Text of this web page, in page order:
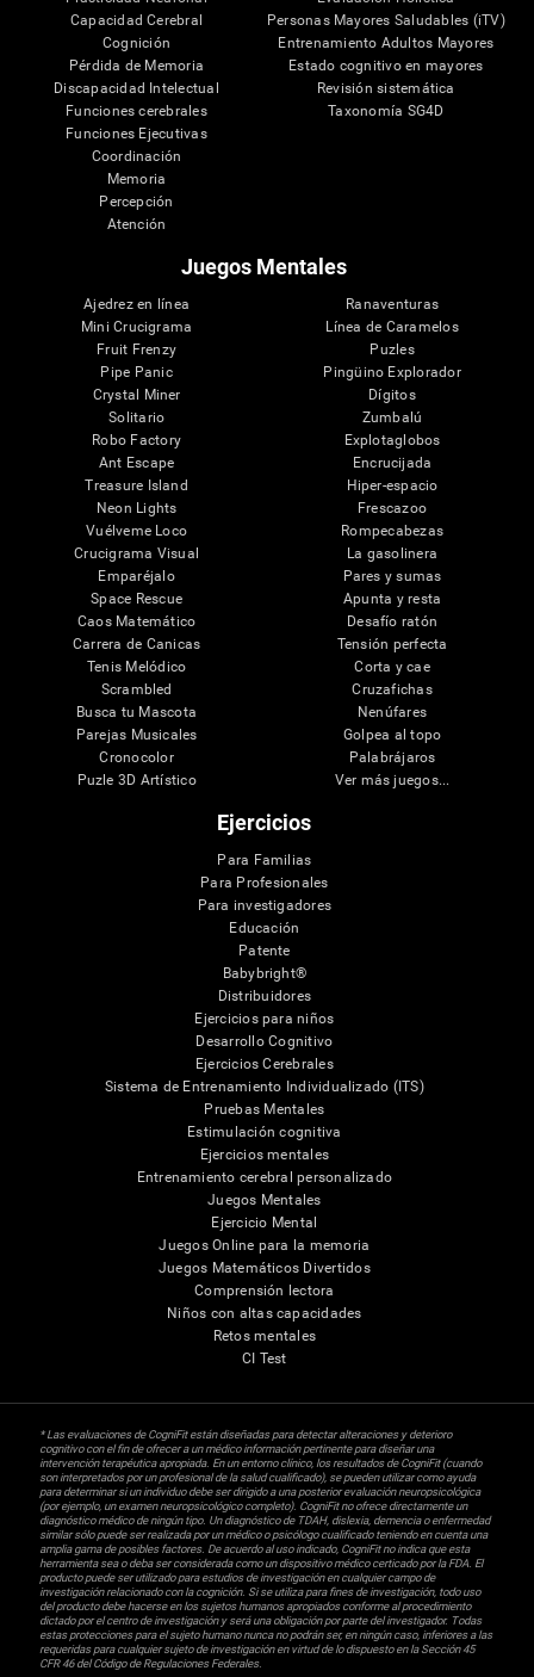
Capacidad Cerebral
Cognición
Pérdida de Memoria
Discapacidad Intelectual
Funciones cerebrales
Funciones Ejecutivas
Coordinación
Memoria
Percepción
Atención
Personas Mayores Saludables (iTV)
Entrenamiento Adultos Mayores
Estado cognitivo en mayores
Revisión sistemática
Taxonomía SG4D
Juegos Mentales
Ajedrez en línea
Mini Crucigrama
Fruit Frenzy
Pipe Panic
Crystal Miner
Solitario
Robo Factory
Ant Escape
Treasure Island
Neon Lights
Vuélveme Loco
Crucigrama Visual
Emparéjalo
Space Rescue
Caos Matemático
Carrera de Canicas
Tenis Melódico
Scrambled
Busca tu Mascota
Parejas Musicales
Cronocolor
Puzle 3D Artístico
Ranaventuras
Línea de Caramelos
Puzles
Pingüino Explorador
Dígitos
Zumbalú
Explotaglobos
Encrucijada
Hiper-espacio
Frescazoo
Rompecabezas
La gasolinera
Pares y sumas
Apunta y resta
Desafío ratón
Tensión perfecta
Corta y cae
Cruzafichas
Nenúfares
Golpea al topo
Palabrájaros
Ver más juegos...
Ejercicios
Para Familias
Para Profesionales
Para investigadores
Educación
Patente
Babybright®
Distribuidores
Ejercicios para niños
Desarrollo Cognitivo
Ejercicios Cerebrales
Sistema de Entrenamiento Individualizado (ITS)
Pruebas Mentales
Estimulación cognitiva
Ejercicios mentales
Entrenamiento cerebral personalizado
Juegos Mentales
Ejercicio Mental
Juegos Online para la memoria
Juegos Matemáticos Divertidos
Comprensión lectora
Niños con altas capacidades
Retos mentales
CI Test
* Las evaluaciones de CogniFit están diseñadas para detectar alteraciones y deterioro
cognitivo con el fin de ofrecer a un médico información pertinente para diseñar una
intervención terapéutica apropiada. En un entorno clínico, los resultados de CogniFit (cuando
son interpretados por un profesional de la salud cualificado), se pueden utilizar como ayuda
para determinar si un individuo debe ser dirigido a una posterior evaluación neuropsicológica
(por ejemplo, un examen neuropsicológico completo). CogniFit no ofrece directamente un
diagnóstico médico de ningún tipo. Un diagnóstico de TDAH, dislexia, demencia o enfermedad
similar sólo puede ser realizada por un médico o psicólogo cualificado teniendo en cuenta una
amplia gama de posibles factores. De acuerdo al uso indicado, CogniFit no indica que esta
herramienta sea o deba ser considerada como un dispositivo médico certicado por la FDA. El
producto puede ser utilizado para estudios de investigación en cualquier campo de
investigación relacionado con la cognición. Si se utiliza para fines de investigación, todo uso
del producto debe hacerse en los sujetos humanos apropiados conforme al procedimiento
dictado por el centro de investigación y será una obligación por parte del investigador. Todas
estas protecciones para el sujeto humano nunca no podrán ser, en ningún caso, inferiores a las
requeridas para cualquier sujeto de investigación en virtud de lo dispuesto en la Sección 45
CFR 46 del Código de Regulaciones Federales.